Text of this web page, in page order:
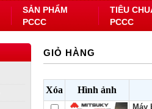
SẢN PHẨM
PCCC
TIÊU
PCCC
GIỎ HÀNG
Xóa Hình ảnh
Máy